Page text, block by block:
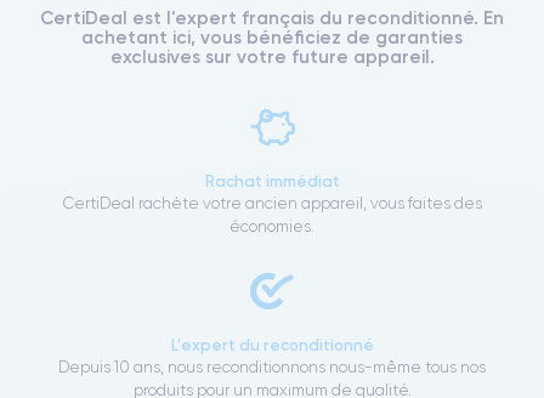
CertiDeal est l'expert français du reconditionné. En
achetant ici, vous bénéficiez de garanties
exclusives sur votre future appareil.
Rachat immédiat
CertiDeal rachète votre ancien appareil, vous faites des
économies.
L'expert du reconditionné
Depuis 10 ans, nous reconditionnons nous-même tous nos
produits pour un maximum de qualité.